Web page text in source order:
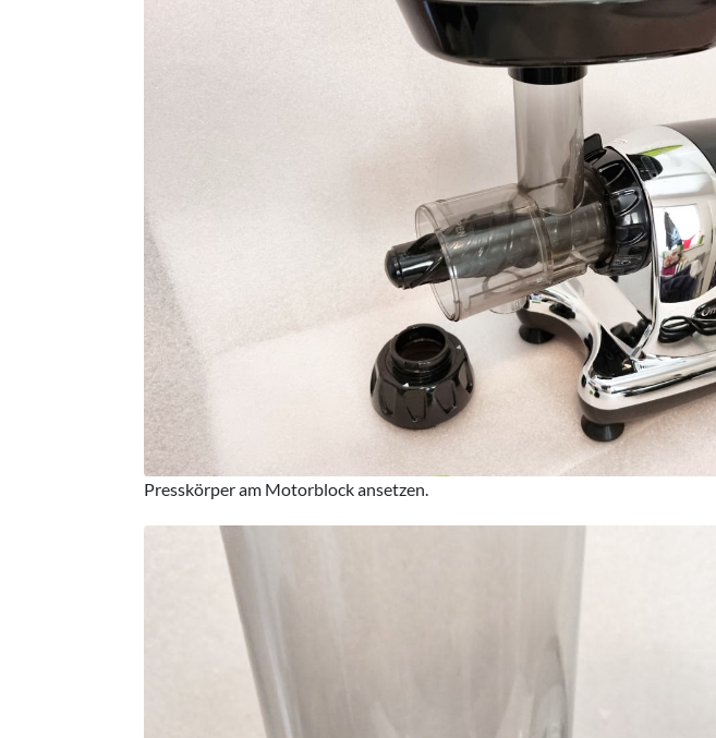
Presskörper am Motorblock ansetzen.